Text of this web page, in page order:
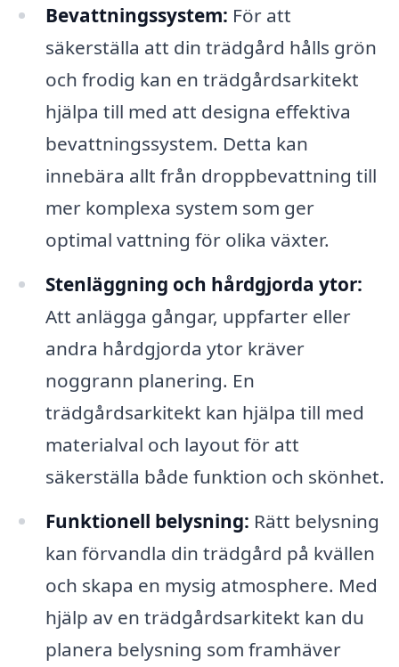
Bevattningssystem: För att
säkerställa att din trädgård hålls grön
och frodig kan en trädgårdsarkitekt
hjälpa till med att designa effektiva
bevattningssystem. Detta kan
innebära allt från droppbevattning till
mer komplexa system som ger
optimal vattning för olika växter.
Stenläggning och hårdgjorda ytor:
Att anlägga gångar, uppfarter eller
andra hårdgjorda ytor kräver
noggrann planering. En
trädgårdsarkitekt kan hjälpa till med
materialval och layout för att
säkerställa både funktion och skönhet.
Funktionell belysning: Rätt belysning
kan förvandla din trädgård på kvällen
och skapa en mysig atmosphere. Med
hjälp av en trädgårdsarkitekt kan du
planera belysning som framhäver